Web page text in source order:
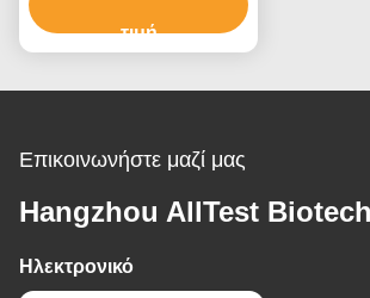
τιμή
Επικοινωνήστε μαζί μας
Hangzhou AllTest
Ηλεκτρονικό